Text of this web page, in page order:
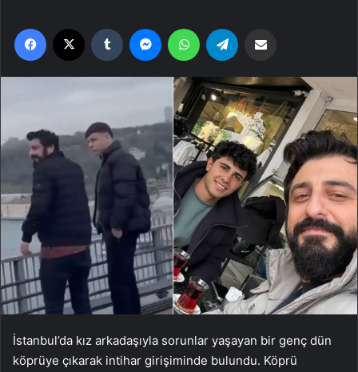
Facebook Tumblr MessengerWhatsApp
İstanbul’da kız arkadaşıyla sorunlar yaşayan bir genç dün
köprüye çıkarak intihar girişiminde bulundu. Köprü